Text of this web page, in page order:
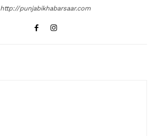
http://punjabikhabarsaar.com